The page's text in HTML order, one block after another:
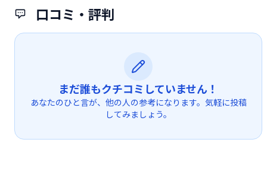
口コミ・評判
まだ誰もクチコミしていません！
あなたのひと言が、他の人の参考になります。気軽に投稿
してみましょう。